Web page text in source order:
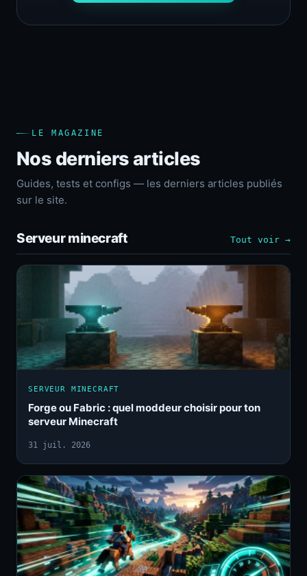
LE MAGAZINE
Nos derniers articles
Guides, tests et configs — les derniers articles publiés
sur le site.
Serveur minecraft Tout voir →
SERVEUR MINECRAFT
Forge ou Fabric : quel moddeur choisir pour ton
serveur Minecraft
31 juil. 2026